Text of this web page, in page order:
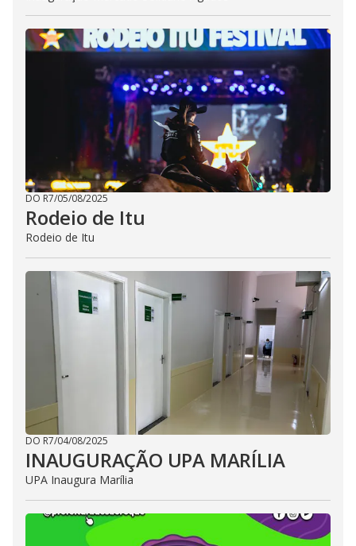
DO R7/05/08/2025
Rodeio de Itu
Rodeio de Itu
DO R7/04/08/2025
INAUGURAÇÃO UPA MARÍLIA
UPA Inaugura Marília